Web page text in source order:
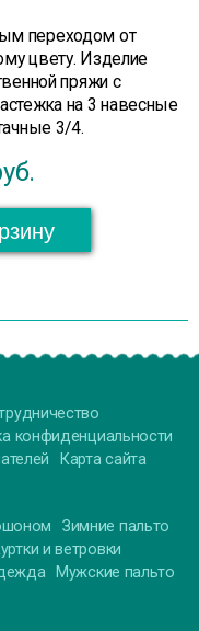
переходом от
цвету. Изделие
пряжи с
на 3 навесные
3/4.
конфиденциальности
Карта сайта
Зимние пальто
и ветровки
Мужские пальто